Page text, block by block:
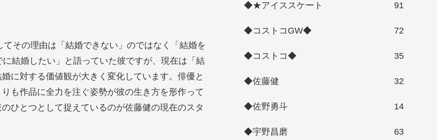
その理由は「結婚できない」のではなく「結婚を
結婚したい」と語っていた彼ですが、現在は「結
に対する価値観が大きく変化しています。俳優と
も作品に全力を注ぐ姿勢が彼の生き方を形作って
ひとつとして捉えているのが佐藤健の現在のスタ
◆★アイススケート 91
◆コストコGW◆ 72
◆コストコ◆ 35
◆佐藤健 32
◆佐野勇斗 14
◆宇野昌磨 63